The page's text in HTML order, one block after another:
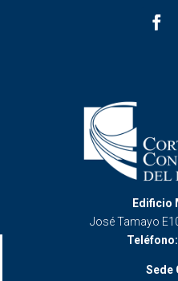
Edificio
José Tamayo
Teléfono:
Sede